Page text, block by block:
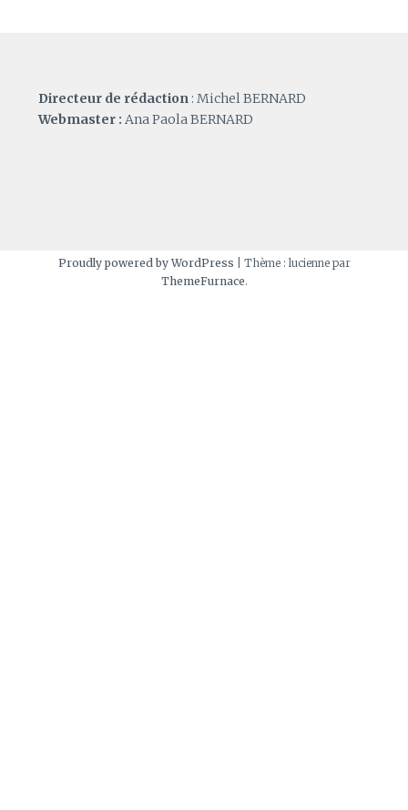
Directeur de rédaction : Michel BERNARD
Webmaster : Ana Paola BERNARD
Proudly powered by WordPress
Thème : lucienne par
ThemeFurnace.